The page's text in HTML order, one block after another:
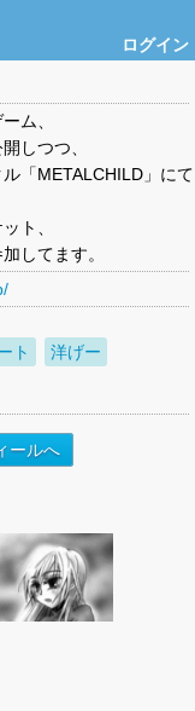
ログイン
ム、
しつつ、
「METALCHILD」にて
ト、
してます。
ト
洋げー
ールへ